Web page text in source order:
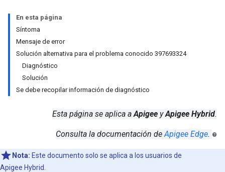
En esta página
Síntoma
Mensaje de error
Solución alternativa para el problema conocido 397693324
Diagnóstico
Solución
Se debe recopilar información de diagnóstico
Esta página se aplica aApigee yApigee Hybrid.
Consulta la documentación deApigee Edge.
Nota: Este documento solo se aplica a los usuarios de
Apigee Hybrid.